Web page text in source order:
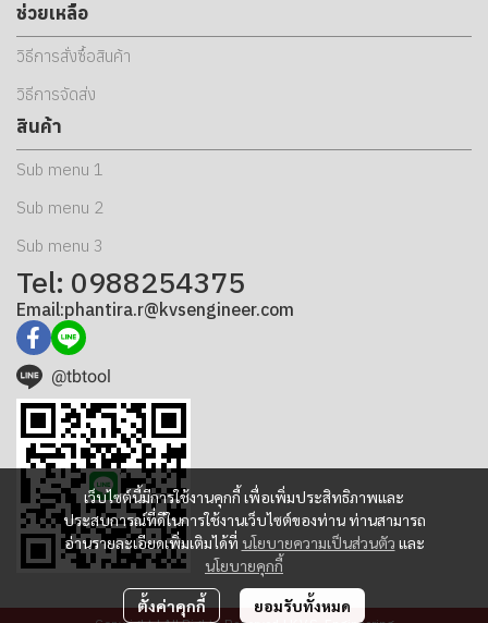
เว็บไซต์นี้มีการใช้งานคุกกี้ เพื่อเพิ่มประสิทธิภาพและ
ประสบการณ์ที่ดีในการใช้งานเว็บไซต์ของท่าน ท่านสามารถ
อ่านรายละเอียดเพิ่มเติมได้ที่ นโยบายความเป็นส่วนตัว และ
นโยบายคุกกี้
ตั้งค่าคุกกี้ ยอมรับทั้งหมด
ช่วยเหลือ
วิธีการสั่งซื้อสินค้า
วิธีการจัดส่ง
สินค้า
Sub menu 1
Sub menu 2
Sub menu 3
Tel: 0988254375
Email:phantira.r@kvsengineer.com
@tbtool